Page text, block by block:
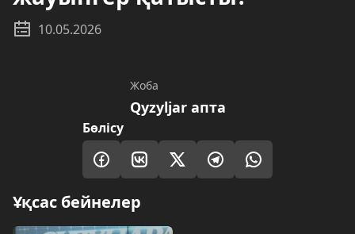
10.05.2026
Жоба
Qyzyljar апта
Бөлісу
Ұқсас бейнелер